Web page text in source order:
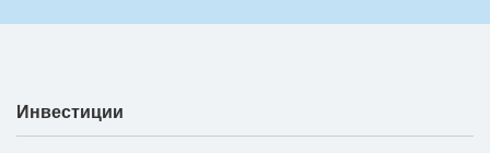
Инвестиции